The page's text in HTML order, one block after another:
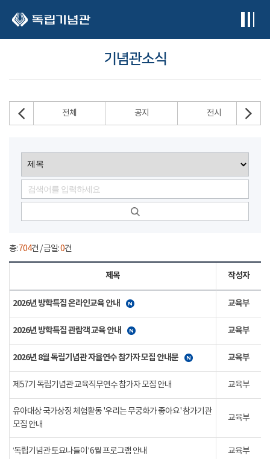
기념관소식
전체 공지 전시
총: 704건 / 금일:0건
제목 작성자
2026년 방학특집 온라인교육 안내 교육부
2026년 방학특집 관람객 교육 안내 교육부
2026년 8월 독립기념관 자율연수 참가자 모집 안내문 교육부
제57기 독립기념관 교육직무연수 참가자 모집 안내 교육부
유아대상 국가상징 체험활동 '우리는 무궁화가 좋아요' 참가기관
모집 안내
교육부
‘독립기념관 토요나들이’ 6월 프로그램 안내 교육부